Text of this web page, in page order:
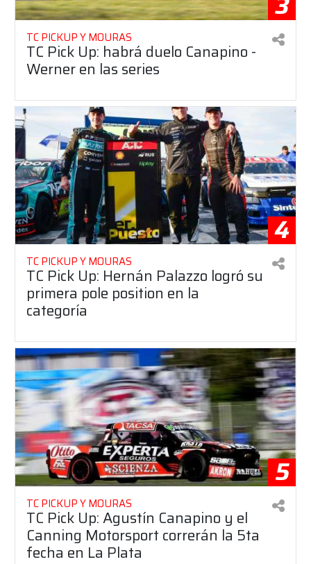
TC PICKUP Y MOURAS
TC Pick Up: habrá duelo Canapino -
Werner en las series
4
TC PICKUP Y MOURAS
TC Pick Up: Hernán Palazzo logró su
primera pole position en la
categoría
5
TC PICKUP Y MOURAS
TC Pick Up: Agustín Canapino y el
Canning Motorsport correrán la 5ta
fecha en La Plata